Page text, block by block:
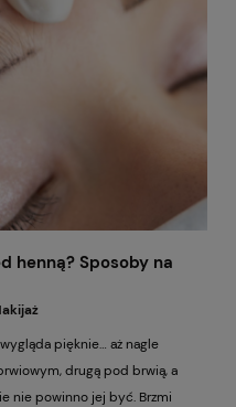
dobrać do rodzaju cery, jej
henną? Sposoby na
pięknie… aż nagle
drugą pod brwią, a
nie powinno jej być. Brzmi